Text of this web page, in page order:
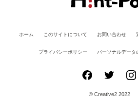
ホーム このサイトについて お問い合わせ
プライバシーポリシー パーソナルデータ
© Creative2 2022